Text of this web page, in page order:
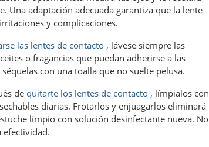
Una adaptación adecuada garantiza que la lente
y complicaciones.
las lentes de contacto , lávese siempre las
o fragancias que puedan adherirse a las
con una toalla que no suelte pelusa.
de quitarte los lentes de contacto , límpialos con
diarias. Frotarlos y enjuagarlos eliminará
limpio con solución desinfectante nueva. No
efectividad.